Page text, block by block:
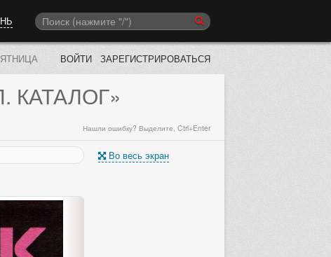
ВОЙТИ ЗАРЕГИСТРИРОВАТЬСЯ
КАТАЛОГ»
Нашли ошибку? Выделите, Ctrl+Enter
Во весь экран